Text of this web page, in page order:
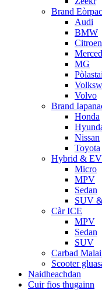
Brand
Audi
BMW
Citroen
MG
Volvo
Brand
Honda
Nissan
Toyota
Hybrid & EV
Micro
MPV
Sedan
SUV
Càr ICE
MPV
Sedan
SUV
Carbad
Scooter
Naidheachdan
Cuir fios thugainn